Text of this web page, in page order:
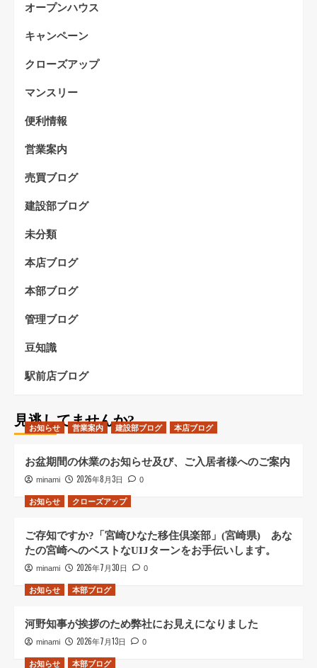
オープンハウス
キャンペーン
クローズアップ
マンスリー
便利情報
営業案内
売買ブログ
建設部ブログ
未分類
本店ブログ
本部ブログ
管理ブログ
豆知識
駅前店ブログ
見逃してませんか?
お知らせ 営業案内 建設部ブログ 本店ブログ
お盆期間の休業のお知らせ及び、ご入居者様へのご案内
minami 2026年8月3日 0
お知らせ クローズアップ
ご存知ですか?「宮崎ひなた移住倶楽部」(宮崎県) あな
たの宮崎へのベストなUIJターンをお手伝いします。
minami 2026年7月30日 0
お知らせ 本部ブログ
河野知事が挨拶のため弊社にお見えになりました
minami 2026年7月13日 0
お知らせ 本部ブログ